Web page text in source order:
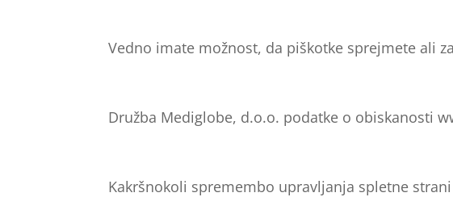
Vedno imate možnost, da piškotke sprejmete ali
Družba Mediglobe, d.o.o. podatke o obiskanosti
Kakršnokoli spremembo upravljanja spletne